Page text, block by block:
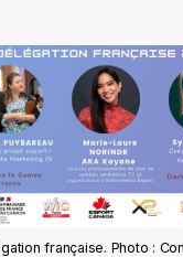
française. Photo :